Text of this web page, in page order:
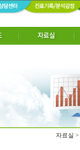
자료실 >